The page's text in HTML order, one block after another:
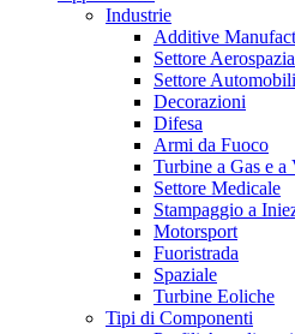
Industrie
Additive
Settore
Settore
Decorazioni
Difesa
Armi da Fuoco
Turbine a Gas e a
Settore Medicale
Stampaggio a
Motorsport
Fuoristrada
Spaziale
Turbine Eoliche
Tipi di Componenti